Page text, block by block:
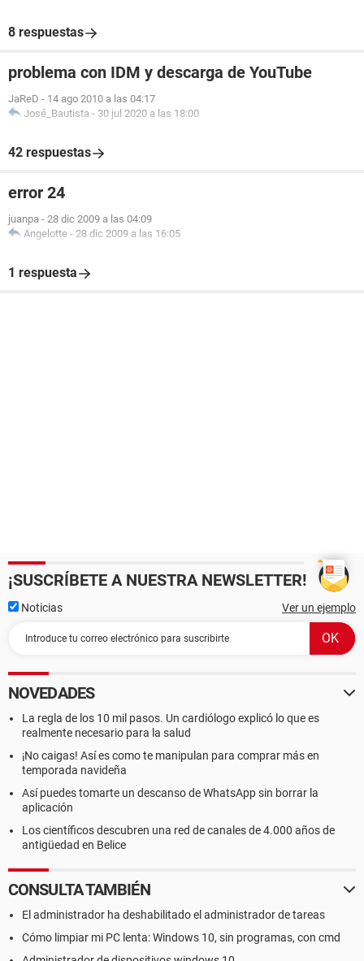
8 respuestas
problema con IDM y descarga de YouTube
JaReD - 14 ago 2010 a las 04:17
José_Bautista - 30 jul 2020 a las 18:00
42 respuestas
error 24
juanpa - 28 dic 2009 a las 04:09
Angelotte - 28 dic 2009 a las 16:05
1 respuesta
¡SUSCRÍBETE A NUESTRA NEWSLETTER!
Noticias Ver un ejemplo
NOVEDADES
La regla de los 10 mil pasos. Un cardiólogo explicó lo que es
realmente necesario para la salud
¡No caigas! Así es como te manipulan para comprar más en
temporada navideña
Así puedes tomarte un descanso de WhatsApp sin borrar la
aplicación
Los científicos descubren una red de canales de 4.000 años de
antigüedad en Belice
CONSULTA TAMBIÉN
El administrador ha deshabilitado el administrador de tareas
Cómo limpiar mi PC lenta: Windows 10, sin programas, con cmd